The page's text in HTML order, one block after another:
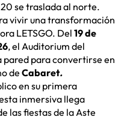
se traslada al norte.
vivir una transformación
LETSGO. Del 19 de
, el Auditorium del
para convertirse en
deCabaret.
en su primera
inmersiva llega
las fiestas de la Aste